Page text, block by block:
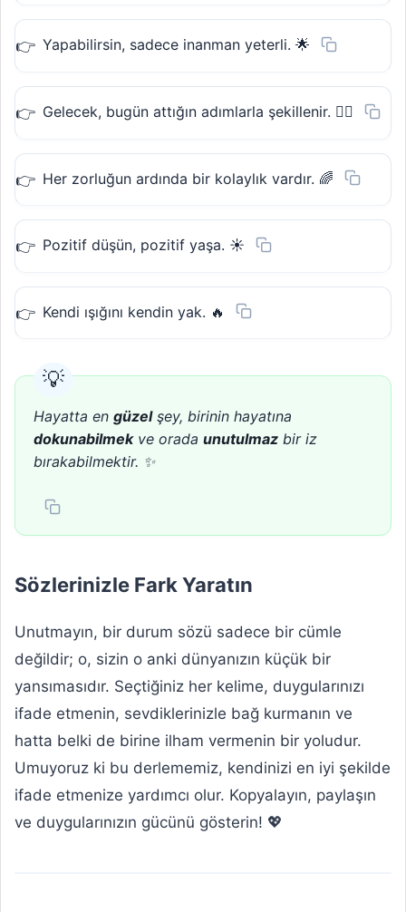
Yapabilirsin, sadece inanman yeterli. 🌟
Gelecek, bugün attığın adımlarla şekillenir. 🚶‍♀️
Her zorluğun ardında bir kolaylık vardır. 🌈
Pozitif düşün, pozitif yaşa. ☀️
Kendi ışığını kendin yak. 🔥
Hayatta en güzelşey, birinin hayatına
dokunabilmekve orada unutulmaz bir iz
bırakabilmektir. ✨
Sözlerinizle Fark Yaratın
Unutmayın, bir durum sözü sadece bir cümle
değildir; o, sizin o anki dünyanızın küçük bir
yansımasıdır. Seçtiğiniz her kelime, duygularınızı
ifade etmenin, sevdiklerinizle bağ kurmanın ve
hatta belki de birine ilham vermenin bir yoludur.
Umuyoruz ki bu derlememiz, kendinizi en iyi şekilde
ifade etmenize yardımcı olur. Kopyalayın, paylaşın
ve duygularınızın gücünü gösterin! 💖